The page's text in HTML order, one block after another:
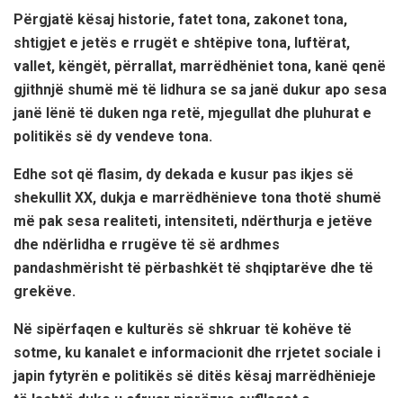
Përgjatë kësaj historie, fatet tona, zakonet tona,
shtigjet e jetës e rrugët e shtëpive tona, luftërat,
vallet, këngët, përrallat, marrëdhëniet tona, kanë qenë
gjithnjë shumë më të lidhura se sa janë dukur apo sesa
janë lënë të duken nga retë, mjegullat dhe pluhurat e
politikës së dy vendeve tona.
Edhe sot që flasim, dy dekada e kusur pas ikjes së
shekullit XX, dukja e marrëdhënieve tona thotë shumë
më pak sesa realiteti, intensiteti, ndërthurja e jetëve
dhe ndërlidha e rrugëve të së ardhmes
pandashmërisht të përbashkët të shqiptarëve dhe të
grekëve.
Në sipërfaqen e kulturës së shkruar të kohëve të
sotme, ku kanalet e informacionit dhe rrjetet sociale i
japin fytyrën e politikës së ditës kësaj marrëdhënieje